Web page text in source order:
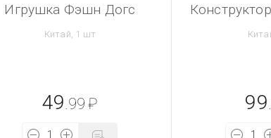
Игрушка Фэшн Догс
Китай, 1 шт
49 .99 ₽ 99